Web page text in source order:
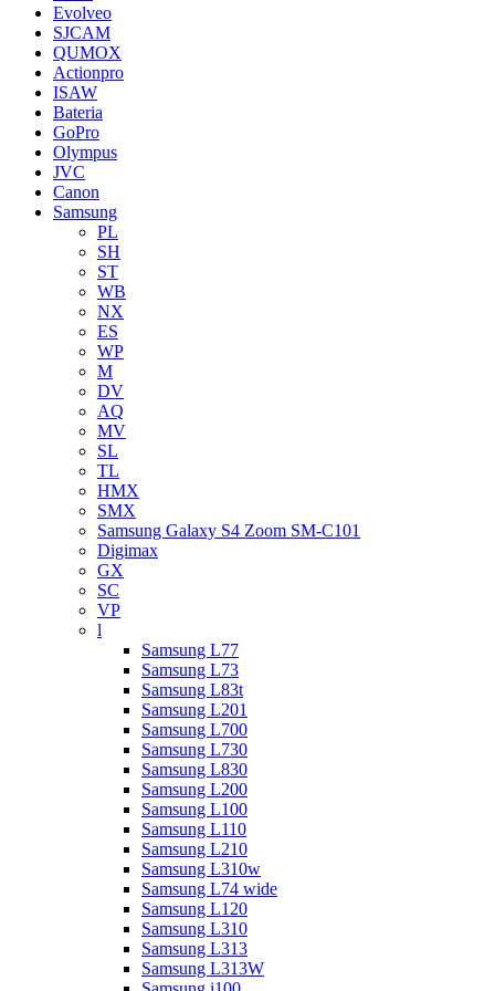
Evolveo
SJCAM
QUMOX
Actionpro
ISAW
Bateria
GoPro
Olympus
JVC
Canon
Samsung
PL
SH
ST
WB
NX
ES
WP
M
DV
AQ
MV
SL
TL
HMX
SMX
Samsung Galaxy S4 Zoom SM-C101
Digimax
GX
SC
VP
l
Samsung L77
Samsung L73
Samsung L83t
Samsung L201
Samsung L700
Samsung L730
Samsung L830
Samsung L200
Samsung L100
Samsung L110
Samsung L210
Samsung L310w
Samsung L74 wide
Samsung L120
Samsung L310
Samsung L313
Samsung L313W